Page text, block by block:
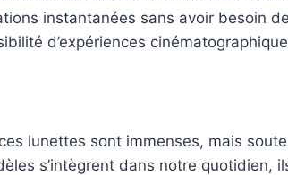
instantanées sans avoir besoin
d’expériences
lunettes sont immenses, mais
s’intègrent dans notre quotidien,